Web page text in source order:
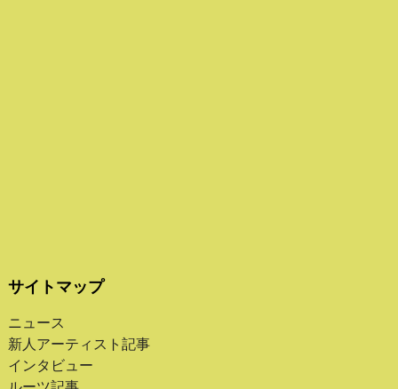
サイトマップ
ニュース
新人アーティスト記事
インタビュー